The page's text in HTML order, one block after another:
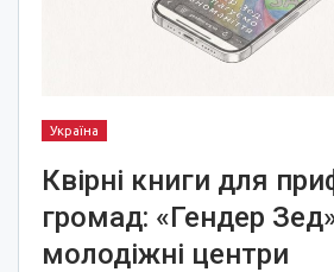
Україна
Квірні книги для
громад: «Гендер
молодіжні центри